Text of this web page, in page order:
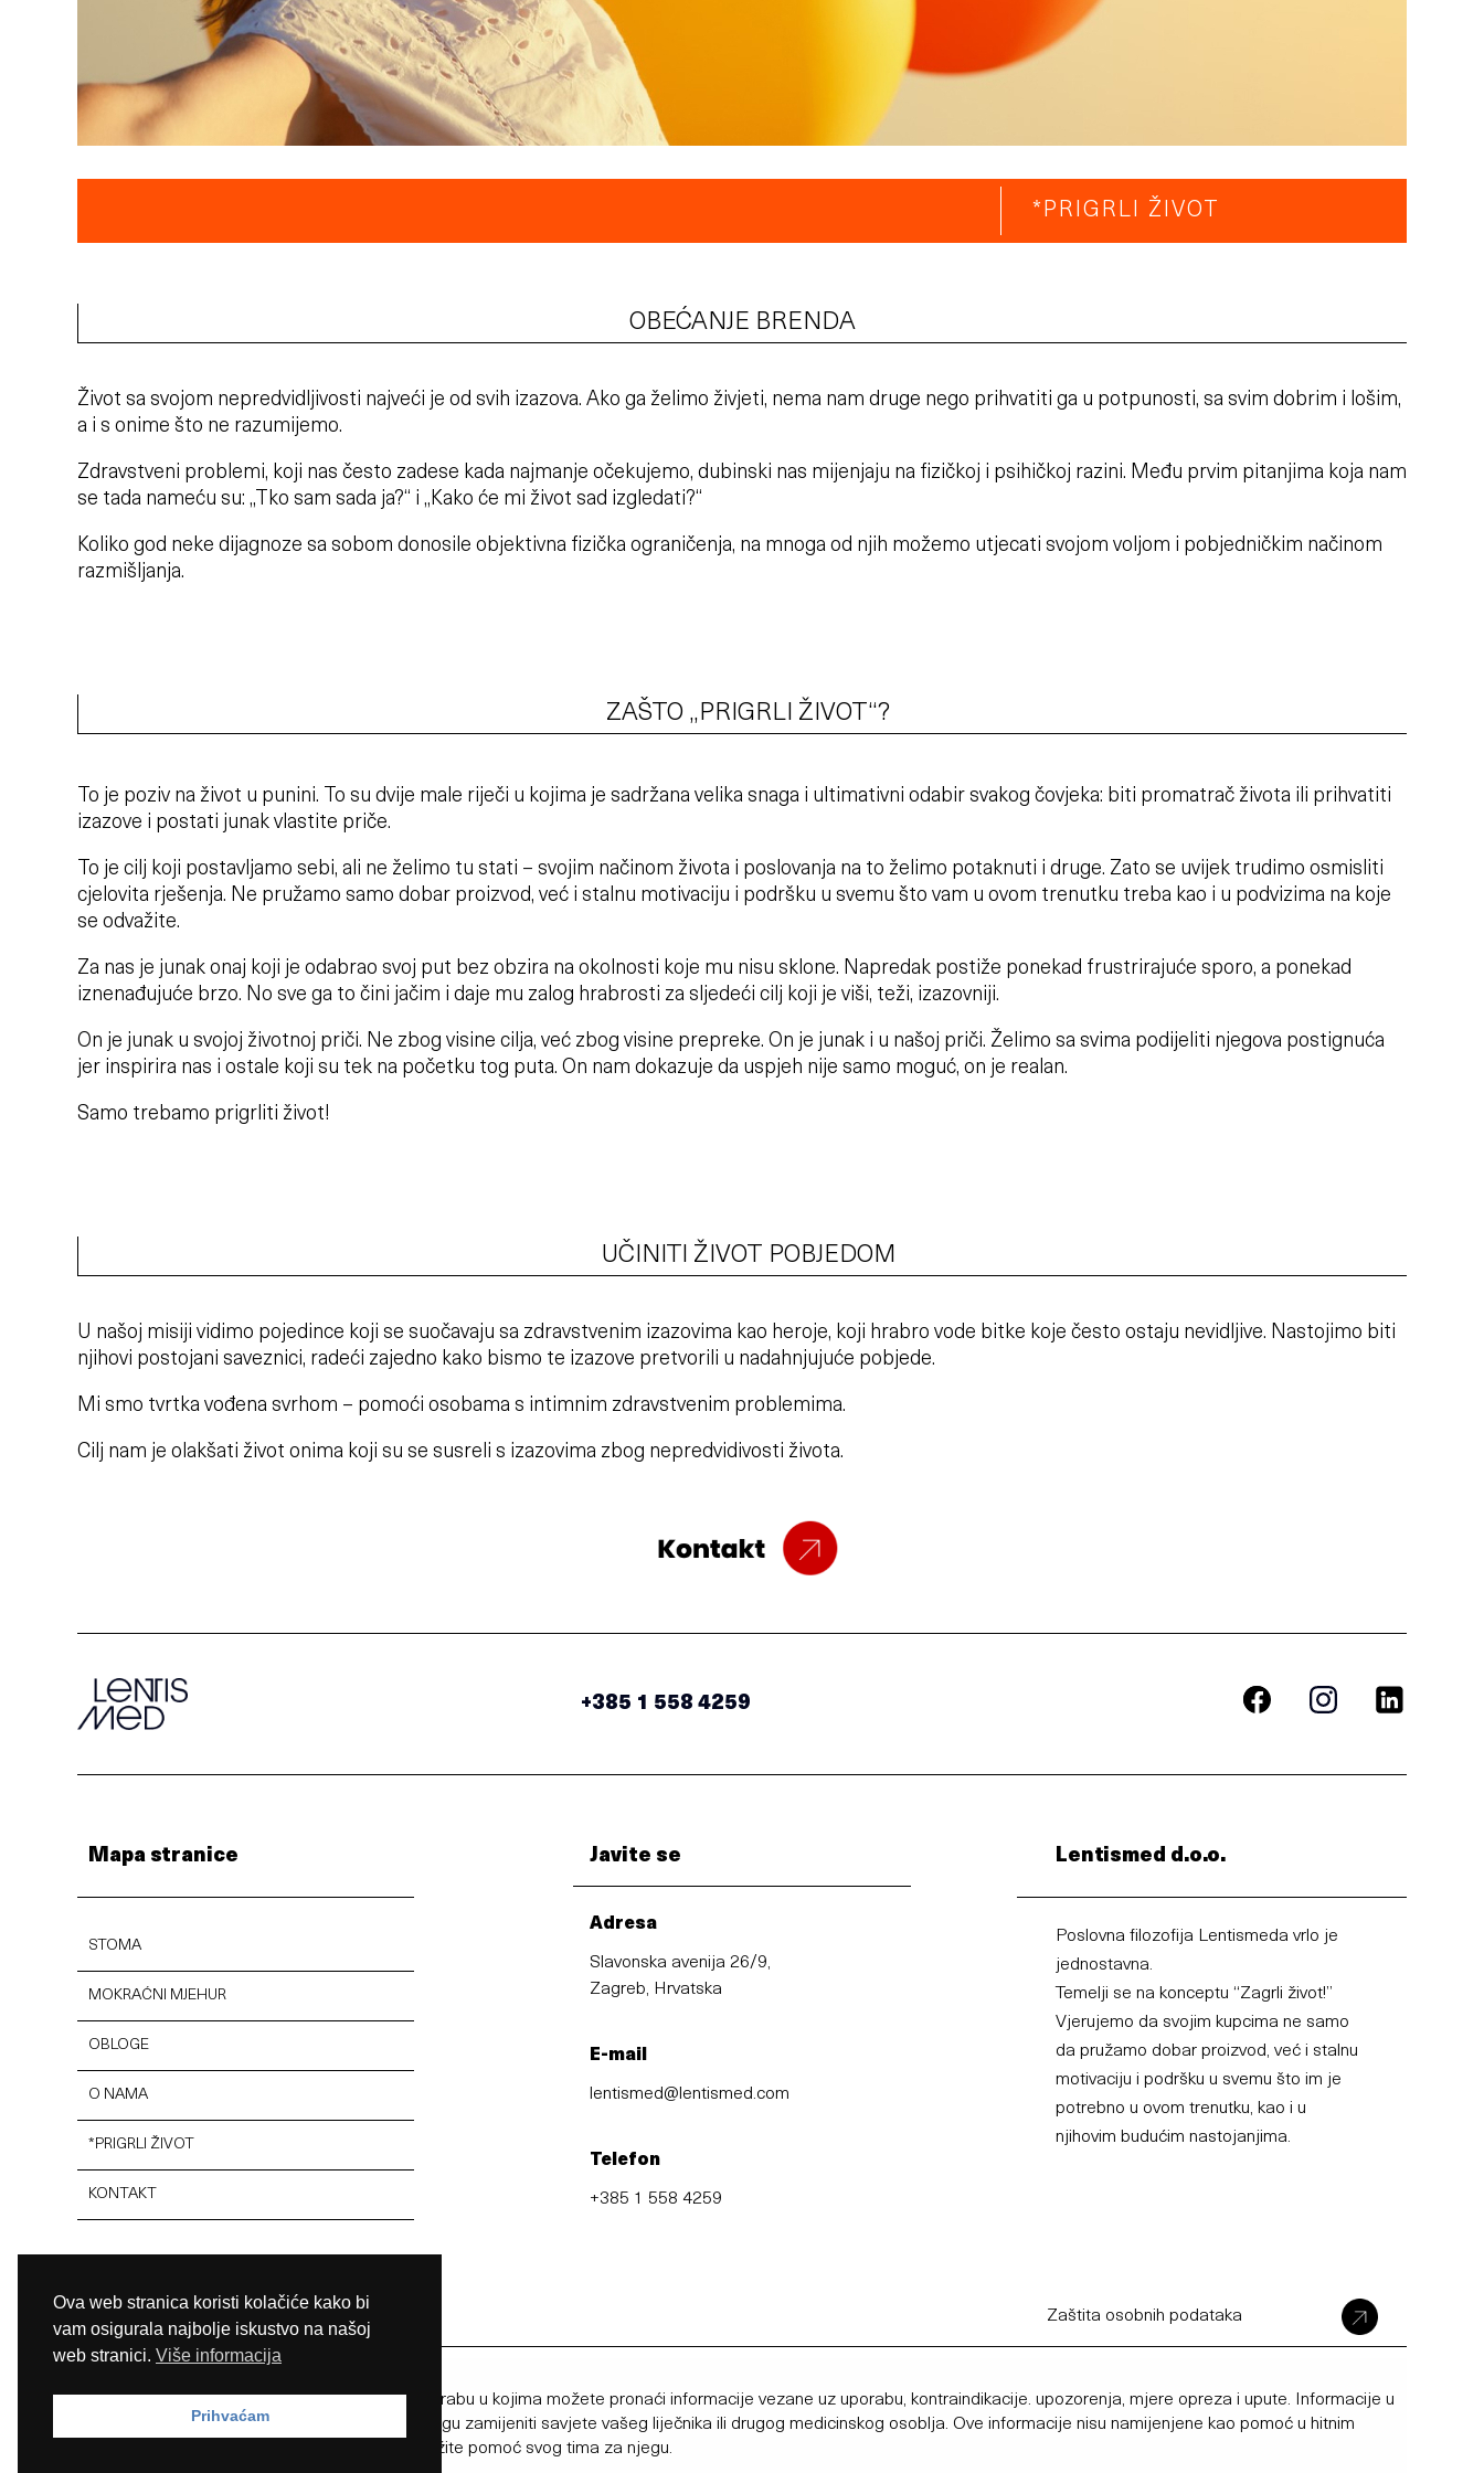
*PRIGRLI ŽIVOT
OBEĆANJE BRENDA
Život sa svojom nepredvidljivosti najveći je od svih izazova. Ako ga želimo živjeti, nema nam druge nego prihvatiti ga u potpunosti, sa svim dobrim i lošim,
a i s onime što ne razumijemo.
Zdravstveni problemi, koji nas često zadese kada najmanje očekujemo, dubinski nas mijenjaju na fizičkoj i psihičkoj razini. Među prvim pitanjima koja nam
se tada nameću su: „Tko sam sada ja?“ i „Kako će mi život sad izgledati?“
Koliko god neke dijagnoze sa sobom donosile objektivna fizička ograničenja, na mnoga od njih možemo utjecati svojom voljom i pobjedničkim načinom
razmišljanja.
ZAŠTO „PRIGRLI ŽIVOT“?
To je poziv na život u punini. To su dvije male riječi u kojima je sadržana velika snaga i ultimativni odabir svakog čovjeka: biti promatrač života ili prihvatiti
izazove i postati junak vlastite priče.
To je cilj koji postavljamo sebi, ali ne želimo tu stati – svojim načinom života i poslovanja na to želimo potaknuti i druge. Zato se uvijek trudimo osmisliti
cjelovita rješenja. Ne pružamo samo dobar proizvod, već i stalnu motivaciju i podršku u svemu što vam u ovom trenutku treba kao i u podvizima na koje
se odvažite.
Za nas je junak onaj koji je odabrao svoj put bez obzira na okolnosti koje mu nisu sklone. Napredak postiže ponekad frustrirajuće sporo, a ponekad
iznenađujuće brzo. No sve ga to čini jačim i daje mu zalog hrabrosti za sljedeći cilj koji je viši, teži, izazovniji.
On je junak u svojoj životnoj priči. Ne zbog visine cilja, već zbog visine prepreke. On je junak i u našoj priči. Želimo sa svima podijeliti njegova postignuća
jer inspirira nas i ostale koji su tek na početku tog puta. On nam dokazuje da uspjeh nije samo moguć, on je realan.
Samo trebamo prigrliti život!
UČINITI ŽIVOT POBJEDOM
U našoj misiji vidimo pojedince koji se suočavaju sa zdravstvenim izazovima kao heroje, koji hrabro vode bitke koje često ostaju nevidljive. Nastojimo biti
njihovi postojani saveznici, radeći zajedno kako bismo te izazove pretvorili u nadahnjujuće pobjede.
Mi smo tvrtka vođena svrhom – pomoći osobama s intimnim zdravstvenim problemima.
Cilj nam je olakšati život onima koji su se susreli s izazovima zbog nepredvidivosti života.
+385 1 558 4259
Mapa stranice
STOMA
MOKRAĆNI MJEHUR
OBLOGE
O NAMA
*PRIGRLI ŽIVOT
KONTAKT
Javite se
Adresa
Slavonska avenija 26/9,
Zagreb, Hrvatska
E-mail
lentismed@lentismed.com
Telefon
+385 1 558 4259
Lentismed d.o.o.
Poslovna filozofija Lentismeda vrlo je
jednostavna.
Temelji se na konceptu “Zagrli život!”
Vjerujemo da svojim kupcima ne samo
da pružamo dobar proizvod, već i stalnu
motivaciju i podršku u svemu što im je
potrebno u ovom trenutku, kao i u
njihovim budućim nastojanjima.
Zaštita osobnih podataka
Prije uporabe obavezno pročitajte upute za uporabu u kojima možete pronaći informacije vezane uz uporabu, kontraindikacije. upozorenja, mjere opreza i upute. Informacije u
vodiču s uputama nisu medicinski savjeti i ne mogu zamijeniti savjete vašeg liječnika ili drugog medicinskog osoblja. Ove informacije nisu namijenjene kao pomoć u hitnim
slučajevima. U hitnim slučajevima osobno potražite pomoć svog tima za njegu.
Ova web stranica koristi kolačiće kako bi
vam osigurala najbolje iskustvo na našoj
web stranici. Više informacija
Prihvaćam